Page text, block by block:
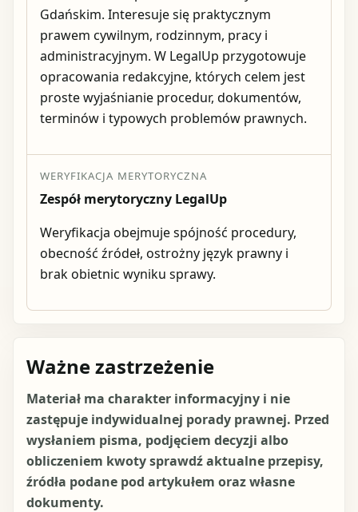
Gdańskim. Interesuje się praktycznym
prawem cywilnym, rodzinnym, pracy i
administracyjnym. W LegalUp przygotowuje
opracowania redakcyjne, których celem jest
proste wyjaśnianie procedur, dokumentów,
terminów i typowych problemów prawnych.
WERYFIKACJA MERYTORYCZNA
Zespół merytoryczny LegalUp
Weryfikacja obejmuje spójność procedury,
obecność źródeł, ostrożny język prawny i
brak obietnic wyniku sprawy.
Ważne zastrzeżenie
Materiał ma charakter informacyjny i nie
zastępuje indywidualnej porady prawnej. Przed
wysłaniem pisma, podjęciem decyzji albo
obliczeniem kwoty sprawdź aktualne przepisy,
źródła podane pod artykułem oraz własne
dokumenty.